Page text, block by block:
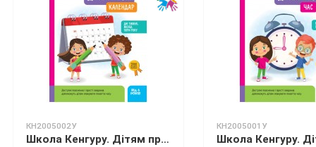
КН2005002У
Школа Кенгуру. Дітям про... Календар
КН2005001У